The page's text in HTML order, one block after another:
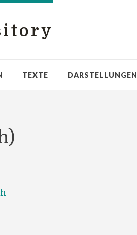
TEXTE DARSTELLUNGEN